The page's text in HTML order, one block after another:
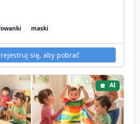
maski
się, aby pobrać
AI